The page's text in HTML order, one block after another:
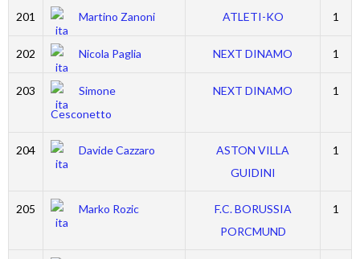
201 Martino Zanoni ATLETI-KO 1
202 Nicola Paglia NEXT DINAMO 1
203
Simone
Cesconetto
NEXT DINAMO 1
204 Davide Cazzaro
ASTON VILLA
GUIDINI
1
205 Marko Rozic
F.C. BORUSSIA
PORCMUND
1